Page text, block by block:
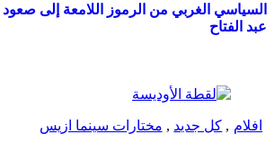
السياسي الغربي من الرموز اللامعة إلى صعود
عبد الفتاح
افلام , كل جديد , مختارات سينما ازيس